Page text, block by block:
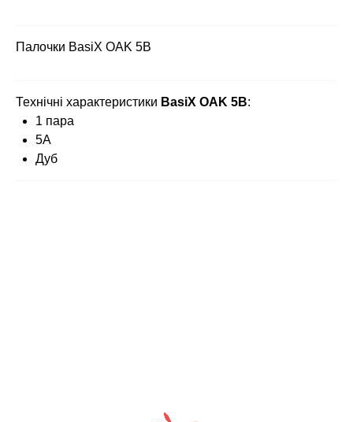
Палочки BasiX OAK 5B
Технічні характеристики BasiX OAK 5B:
1 пара
5A
Дуб